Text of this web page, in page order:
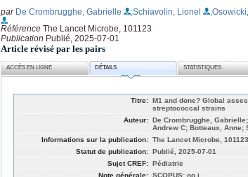
par De Crombrugghe, Gabrielle ;Schiavolin, Lionel
Référence The Lancet Microbe, 101123
Publication Publié, 2025-07-01
Article révisé par les pairs
ACCÈS EN LIGNE DÉTAILS STATISTIQUES
Titre: M1 and done? Global
streptococcal strains
Auteur: De Crombrugghe,
Andrew C; Botteaux, Anne;
Informations sur la publication: The Lancet Microbe, 101123
Statut de publication: Publié, 2025-07-01
Sujet CREF: Pédiatrie
Note générale: SCOPUS: no.j